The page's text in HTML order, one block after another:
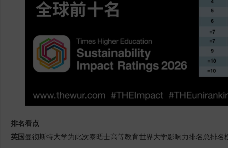
排名看点
英国曼彻斯特大学为此次泰晤士高等教育世界大学影响力排名总排名